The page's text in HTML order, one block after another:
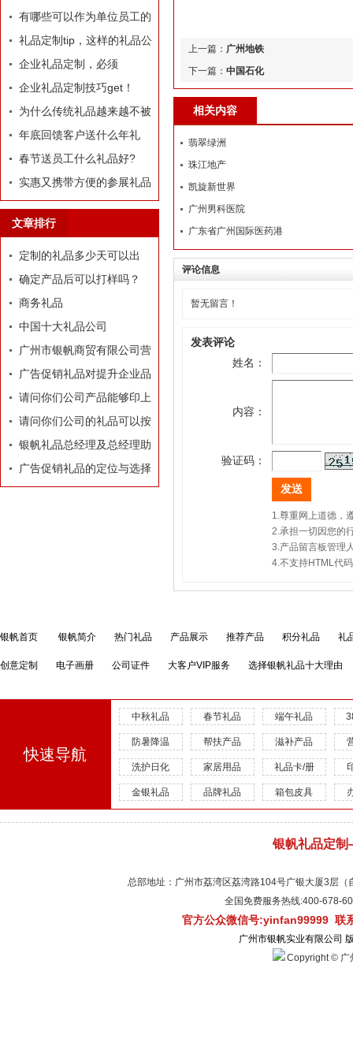
哪些推荐？
有哪些可以作为单位员工的
定制礼品？
礼品定制tip，这样的礼品公
司我才爱！
企业礼品定制，必须
有“里”、有“面”
企业礼品定制技巧get！
为什么传统礼品越来越不被
选择了
年底回馈客户送什么年礼
好?
春节送员工什么礼品好?
实惠又携带方便的参展礼品
文章排行
定制的礼品多少天可以出
货？
确定产品后可以打样吗？
商务礼品
中国十大礼品公司
广州市银帆商贸有限公司营
业执照
广告促销礼品对提升企业品
牌有着莫大的作用
请问你们公司产品能够印上
我们公司的LOGO和广告
吗？
请问你们公司的礼品可以按
照我们的要求和构思专门设
计订做吗？
银帆礼品总经理及总经理助
理名片
广告促销礼品的定位与选择
上一篇： 广州地铁
下一篇： 中国石化
相关内容
翡翠绿洲
珠江地产
凯旋新世界
广州男科医院
广东省广州国际医药港
评论信息
暂无留言！
发表评论
姓名：
内容：
验证码：
1.尊重网上道德，
2.承担一切因您的
3.产品留言板管理
4.不支持HTML代
银帆首页 银帆简介 热门礼品 产品展示 推荐产品 积分礼品 礼
创意定制 电子画册 公司证件 大客户VIP服务 选择银帆礼品十大理由
快速导航
中秋礼品 春节礼品 端午礼品
防暑降温 帮扶产品 滋补产品
洗护日化 家居用品 礼品卡/册
金银礼品 品牌礼品 箱包皮具
银帆礼品定
总部地址：广州市荔湾区荔湾路104号广银大厦3层
全国免费服务热线:400-
官方公众微信号:yinfan99999 联
广州市银帆实业有限公司
Copyright © 广